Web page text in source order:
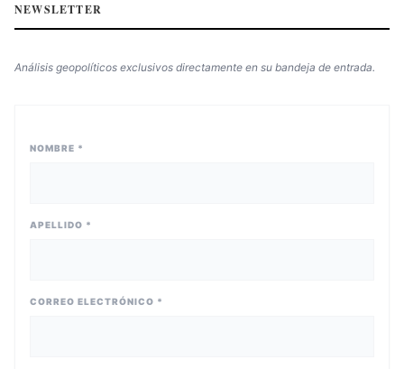
NEWSLETTER
Análisis geopolíticos exclusivos directamente en su bandeja de entrada.
NOMBRE *
APELLIDO *
CORREO ELECTRÓNICO *